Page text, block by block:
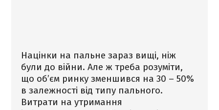
Націнки на пальне зараз вищі, ніж
були до війни. Але ж треба розуміти,
що об’єм ринку зменшився на 30 – 50%
в залежності від типу пального.
Витрати на утримання